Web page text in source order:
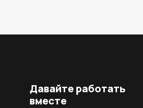
Давайте работать
вместе